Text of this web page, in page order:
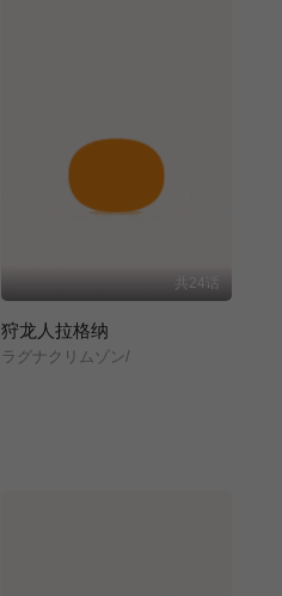
共24话
狩龙人拉格纳
ラグナクリムゾン/